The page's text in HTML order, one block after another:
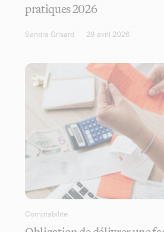
pratiques 2026
Sandra Grisard 28 avril 2026
Comptabilité